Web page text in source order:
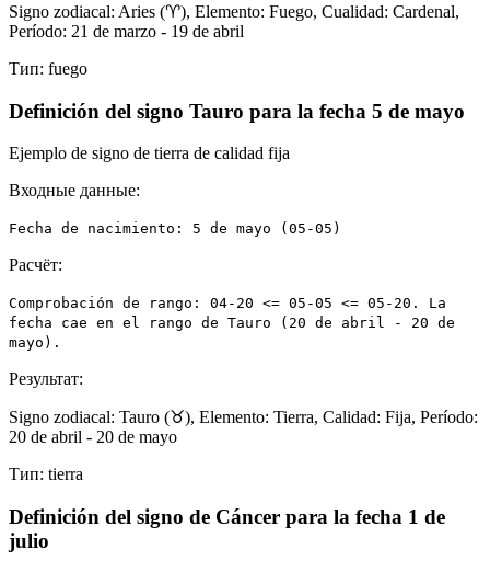
Signo zodiacal: Aries (♈), Elemento: Fuego, Cualidad: Cardenal,
Período: 21 de marzo - 19 de abril
Тип: fuego
Definición del signo Tauro para la fecha 5 de mayo
Ejemplo de signo de tierra de calidad fija
Входные данные:
Fecha de nacimiento: 5 de mayo (05-05)
Расчёт:
Comprobación de rango: 04-20 <= 05-05 <= 05-20. La
fecha cae en el rango de Tauro (20 de abril - 20 de
mayo).
Результат:
Signo zodiacal: Tauro (♉), Elemento: Tierra, Calidad: Fija, Período:
20 de abril - 20 de mayo
Тип: tierra
Definición del signo de Cáncer para la fecha 1 de
julio